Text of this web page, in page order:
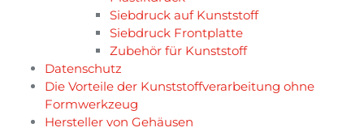
Siebdruck auf Kunststoff
Siebdruck Frontplatte
Zubehör für Kunststoff
Datenschutz
Die Vorteile der Kunststoffverarbeitung ohne
Formwerkzeug
Hersteller von Gehäusen